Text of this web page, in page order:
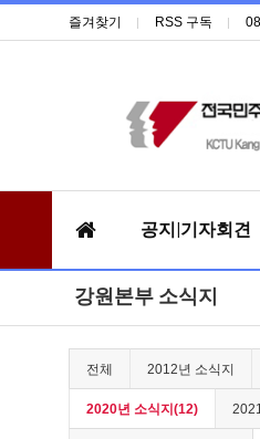
즐겨찾기 RSS 구독
공지|기자회견
강원본부 소식지
전체 2012년 소식지
2020년 소식지(12)